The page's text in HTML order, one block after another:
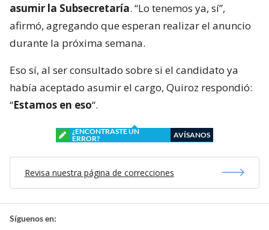
asumir la Subsecretaría. “Lo tenemos ya, sí”,
afirmó, agregando que esperan realizar el anuncio
durante la próxima semana.
Eso sí, al ser consultado sobre si el candidato ya
había aceptado asumir el cargo, Quiroz respondió:
“Estamos en eso“.
¿ENCONTRASTE UN
ERROR?
AVÍSANOS
Revisa nuestra página de correcciones
Síguenos en: